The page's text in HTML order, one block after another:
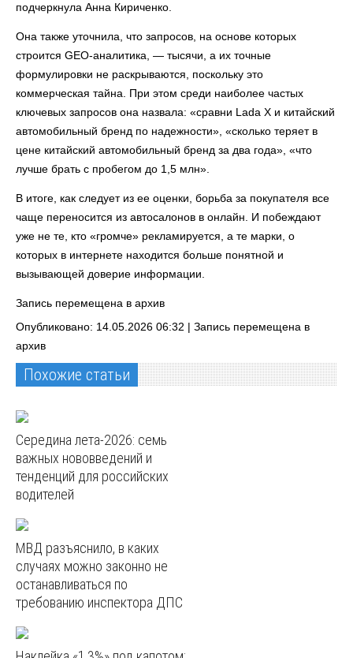
подчеркнула Анна Кириченко.
Она также уточнила, что запросов, на основе которых
строится GEO-аналитика, — тысячи, а их точные
формулировки не раскрываются, поскольку это
коммерческая тайна. При этом среди наиболее частых
ключевых запросов она назвала: «сравни Lada X и китайский
автомобильный бренд по надежности», «сколько теряет в
цене китайский автомобильный бренд за два года», «что
лучше брать с пробегом до 1,5 млн».
В итоге, как следует из ее оценки, борьба за покупателя все
чаще переносится из автосалонов в онлайн. И побеждают
уже не те, кто «громче» рекламируется, а те марки, о
которых в интернете находится больше понятной и
вызывающей доверие информации.
Запись перемещена в архив
Опубликовано: 14.05.2026 06:32 | Запись перемещена в
архив
Похожие статьи
Середина лета-2026: семь
важных нововведений и
тенденций для российских
водителей
МВД разъяснило, в каких
случаях можно законно не
останавливаться по
требованию инспектора ДПС